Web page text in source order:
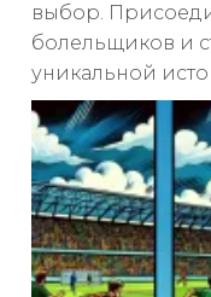
выбор.
болельщиков и
уникальной